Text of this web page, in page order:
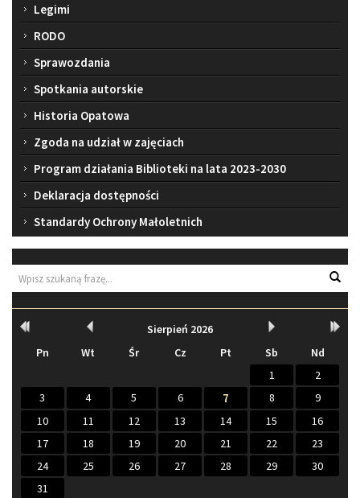
Legimi
RODO
Sprawozdania
Spotkania autorskie
Historia Opatowa
Zgoda na udział w zajęciach
Program działania Biblioteki na lata 2023-2030
Deklaracja dostępności
Standardy Ochrony Małoletnich
Wyszukiwarka
Kalendarz
Rok
Miesiąc
Sierpień 2026
Miesiąc
Rok
Pn Wt Śr Cz Pt Sb
Nd
1
2
3
4 5 6 7 8
9
10
11 12 13 14 15
16
17
18 19 20 21 22
23
24
25 26 27 28 29
30
31